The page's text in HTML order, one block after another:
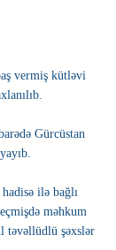
vermiş kütləvi
Gürcüstan
ilə bağlı
məhkum
təvəllüdlü şəxslər